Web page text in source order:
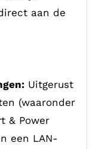
aan de
Uitgerust
(waaronder
& Power
een LAN-